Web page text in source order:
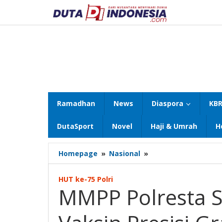
konten
Ramadhan News Diaspora
DutaSport Novel Haji & Umrah
Homepage » Nasional »
Polresta
Gerai
Vaksin
Presisi
HUT ke-75 Polri
MMPP Polresta